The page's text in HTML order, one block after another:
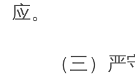
应。
（三）严守